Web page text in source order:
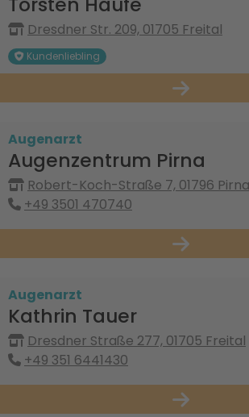
Dresdner Str. 209, 01705 Freital
Kundenliebling
Augenarzt
Augenzentrum Pirna
Robert-Koch-Straße 7, 01796 Pirna
+49 3501 470740
Augenarzt
Kathrin Tauer
Dresdner Straße 277, 01705 Freital
+49 351 6441430